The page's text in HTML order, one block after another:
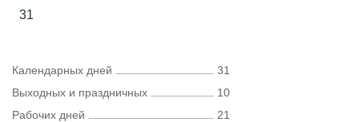
31
Календарных дней
31
Выходных и праздничных
10
Рабочих дней
21